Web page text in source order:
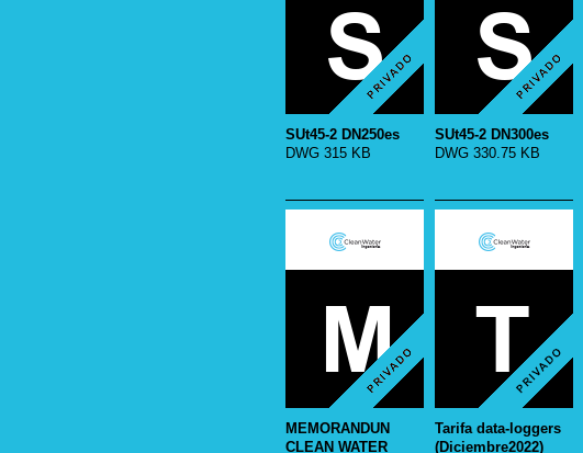
SUt45-2 DN250es
DWG 315 KB
SUt45-2 DN300es
DWG 330.75 KB
MEMORANDUN
CLEAN WATER
Tarifa data-loggers
(Diciembre2022)